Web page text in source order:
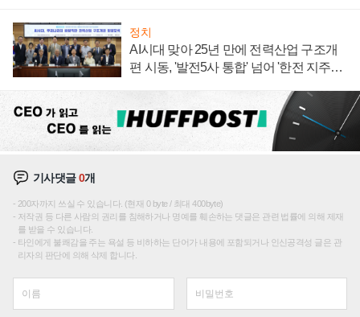
정치
AI시대 맞아 25년 만에 전력산업 구조개
편 시동, '발전5사 통합' 넘어 '한전 지주사'
기사댓글0개
200자까지 쓰실 수 있습니다. (현재 0 byte / 최대 400byte)
저작권 등 다른 사람의 권리를 침해하거나 명예를 훼손하는 댓글은 관련 법률에 의해 제재
를 받을 수 있습니다.
타인에게 불쾌감을 주는 욕설 등 비하하는 단어가 내용에 포함되거나 인신공격성 글은 관
리자의 판단에 의해 삭제 합니다.